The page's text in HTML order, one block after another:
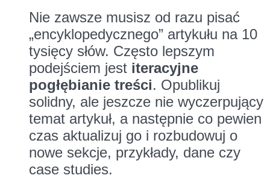
Nie zawsze musisz od razu pisać
„encyklopedycznego” artykułu na 10
tysięcy słów. Często lepszym
podejściem jest iteracyjne
pogłębianie treści. Opublikuj
solidny, ale jeszcze nie wyczerpujący
temat artykuł, a następnie co pewien
czas aktualizuj go i rozbudowuj o
nowe sekcje, przykłady, dane czy
case studies.